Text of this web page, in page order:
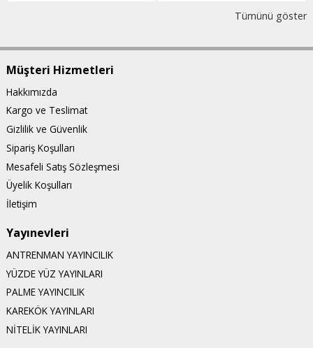
Tümünü göster
Müşteri Hizmetleri
Hakkımızda
Kargo ve Teslimat
Gizlilik ve Güvenlik
Sipariş Koşulları
Mesafeli Satış Sözleşmesi
Üyelik Koşulları
İletişim
Yayınevleri
ANTRENMAN YAYINCILIK
YÜZDE YÜZ YAYINLARI
PALME YAYINCILIK
KAREKÖK YAYINLARI
NİTELİK YAYINLARI